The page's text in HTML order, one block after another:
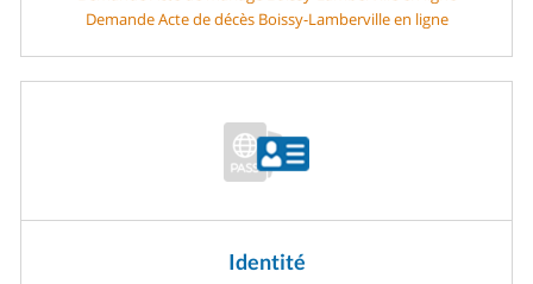
Demande Acte de décès Boissy-Lamberville en ligne
Identité